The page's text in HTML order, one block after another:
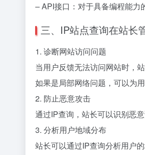
– API接口：对于具备编程能力
三、IP站点查询在站长
1. 诊断网站访问问题
当用户反馈无法访问网站时，
如果是局部网络问题，可以为
2. 防止恶意攻击
通过IP查询，站长可以识别恶
3. 分析用户地域分布
站长可以通过IP查询分析用户